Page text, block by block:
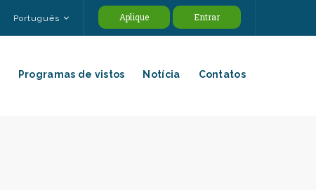
Português Aplique Entrar
Programas de vistos Notícia Contatos